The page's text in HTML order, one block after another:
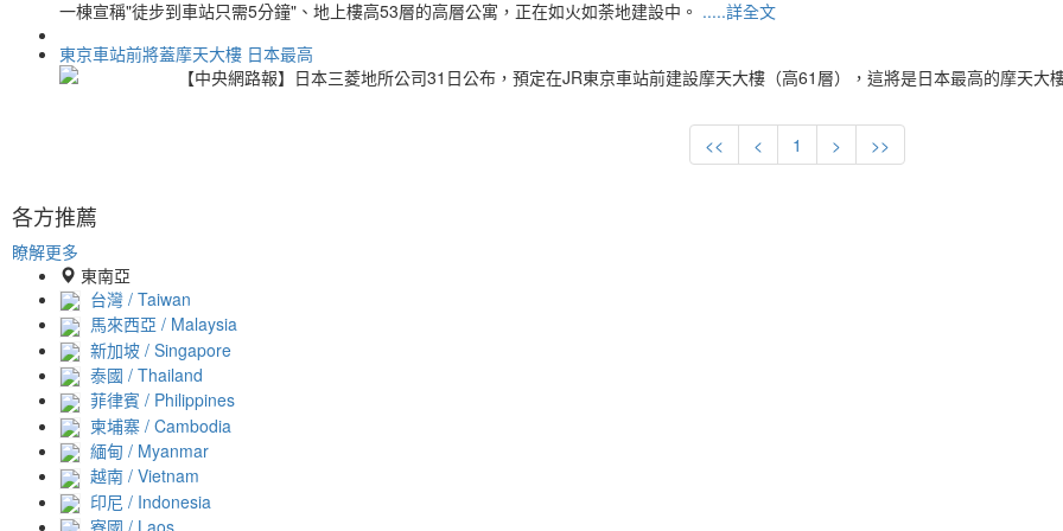
一棟宣稱"徒步到車站只需5分鐘"、地上樓高53層的高層公寓，正在如火如荼地建設中。 .....詳全文
東京車站前將蓋摩天大樓 日本最高
【中央網路報】日本三菱地所公司31日公布，預定在JR東京車站前建設摩天大樓（高61層），這將是日本最高的摩天大
<< < 1 > >>
各方推薦
瞭解更多
東南亞
台灣 / Taiwan
馬來西亞 / Malaysia
新加坡 / Singapore
泰國 / Thailand
菲律賓 / Philippines
柬埔寨 / Cambodia
緬甸 / Myanmar
越南 / Vietnam
印尼 / Indonesia
寮國 / Laos